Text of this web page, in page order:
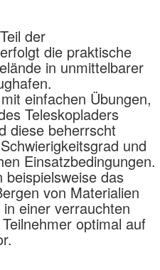
der
die praktische
in unmittelbarer
einfachen Übungen,
Teleskopladers
diese beherrscht
und
Einsatzbedingungen.
das
von Materialien
einer verrauchten
optimal auf